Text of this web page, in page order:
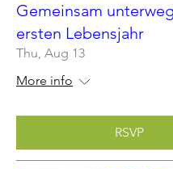
Gemeinsam
ersten Lebensjahr
Thu, Aug 13
More info
RSVP